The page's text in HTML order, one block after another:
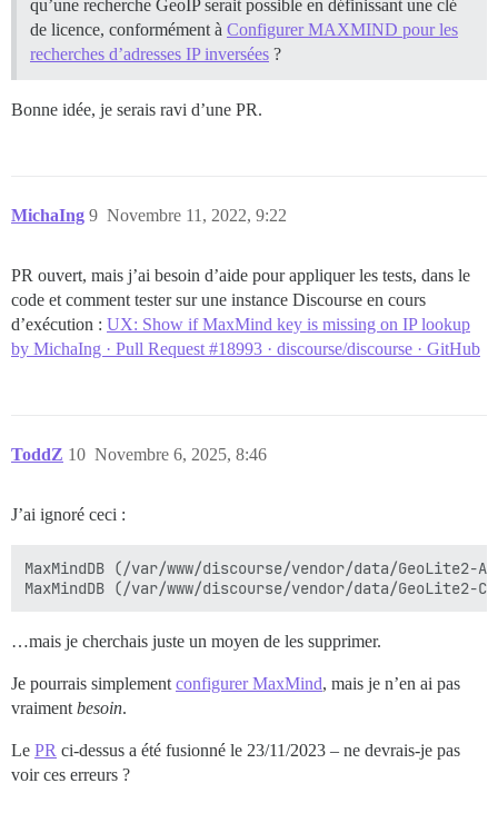
qu’une recherche GeoIP serait possible en définissant une clé
de licence, conformément à Configurer MAXMIND pour les
recherches d’adresses IP inversées ?
Bonne idée, je serais ravi d’une PR.
MichaIng Novembre 11, 2022, 9:22
9
PR ouvert, mais j’ai besoin d’aide pour appliquer les tests, dans le
code et comment tester sur une instance Discourse en cours
d’exécution : UX: Show if MaxMind key is missing on IP lookup
by MichaIng · Pull Request #18993 · discourse/discourse · GitHub
ToddZ Novembre 6, 2025, 8:46
10
J’ai ignoré ceci :
MaxMindDB (/var/www/discourse/vendor/data/
…mais je cherchais juste un moyen de les supprimer.
Je pourrais simplement configurer MaxMind, mais je n’en ai pas
vraiment besoin.
Le PR ci-dessus a été fusionné le 23/11/2023 – ne devrais-je pas
voir ces erreurs ?